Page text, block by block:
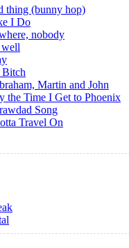
thing (bunny hop)
I Do
nobody
Martin and John
the Time I Get to Phoenix
Song
Travel On